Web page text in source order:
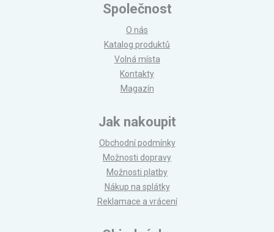
Společnost
O nás
Katalog produktů
Volná místa
Kontakty
Magazín
Jak nakoupit
Obchodní podmínky
Možnosti dopravy
Možnosti platby
Nákup na splátky
Reklamace a vrácení